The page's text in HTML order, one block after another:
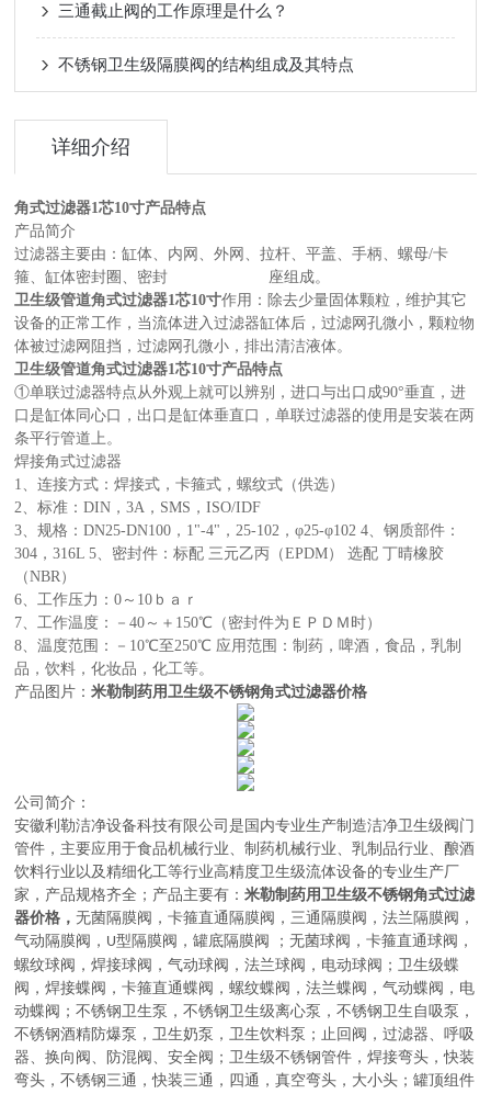
三通截止阀的工作原理是什么？
不锈钢卫生级隔膜阀的结构组成及其特点
详细介绍
角式过滤器1芯10寸产品特点
产品简介
过滤器主要由：缸体、内网、外网、拉杆、平盖、手柄、螺母/卡
箍、缸体密封圈、密封 座组成。
卫生级管道角式过滤器1芯10寸作用：除去少量固体颗粒，维护其它
设备的正常工作，当流体进入过滤器缸体后，过滤网孔微小，颗粒物
体被过滤网阻挡，过滤网孔微小，排出清洁液体。
卫生级管道角式过滤器1芯10寸产品特点
①单联过滤器特点从外观上就可以辨别，进口与出口成90°垂直，进
口是缸体同心口，出口是缸体垂直口，单联过滤器的使用是安装在两
条平行管道上。
焊接角式过滤器
1、连接方式：焊接式，卡箍式，螺纹式（供选）
2、标准：DIN，3A，SMS，ISO/IDF
3、规格：DN25-DN100，1"-4"，25-102，φ25-φ102 4、钢质部件：
304，316L 5、密封件：标配 三元乙丙（EPDM） 选配 丁晴橡胶
（NBR）
6、工作压力：0～10ｂａｒ
7、工作温度：－40～＋150℃（密封件为ＥＰＤＭ时）
8、温度范围：－10℃至250℃ 应用范围：制药，啤酒，食品，乳制
品，饮料，化妆品，化工等。
产品图片：米勒制药用卫生级不锈钢角式过滤器价格
公司简介：
安徽利勒洁净设备科技有限公司是 国内专业生产制造洁净卫生级阀门
管件，主要应用于食品机械行业、制药机械行业、乳制品行业、酿酒
饮料行业以及精细化工等行业高精度卫生级流体设备的专业生产厂
家， 产品规格齐全；产品主要有：米勒制药用卫生级不锈钢角式过滤
器价格，无菌隔膜阀 ，卡箍直通隔膜阀，三通隔膜阀，法兰隔膜阀，
气动隔膜阀， U型隔膜阀，罐底隔膜阀 ；无菌球阀 ，卡箍直通球阀，
螺纹球阀，焊接球阀，气动球阀，法兰球阀，电动球阀 ；卫生级蝶
阀 ，焊接蝶阀，卡箍直通蝶阀，螺纹蝶阀，法兰蝶阀，气动蝶阀，电
动蝶阀 ；不锈钢卫生泵 ，不锈钢卫生级离心泵，不锈钢卫生自吸泵，
不锈钢酒精防爆泵，卫生奶泵，卫生饮料泵 ； 止回阀，过滤器、呼吸
器、换向阀、防混阀、安全阀 ；卫生级不锈钢管件 ，焊接弯头，快装
弯头，不锈钢三通，快装三通，四通，真空弯头，大小头 ；罐顶组件